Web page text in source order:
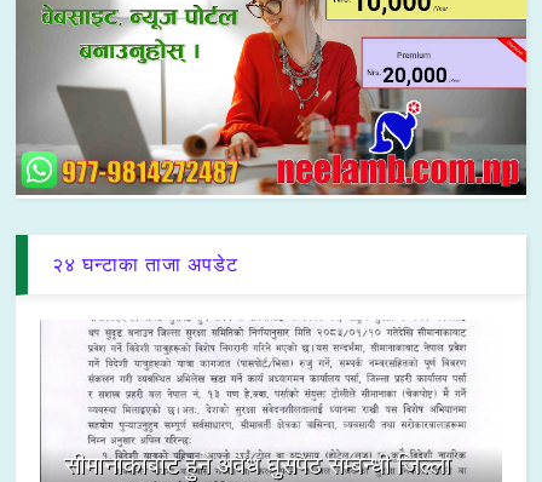
२४ घन्टाका ताजा अपडेट
सीमानाकाबाट हुने अवैध घुसपैठ सम्बन्धी जिल्ला